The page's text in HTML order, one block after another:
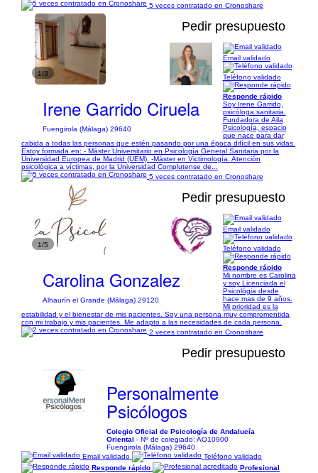
5 veces contratado en Cronoshare
1/3
Pedir presupuesto
Irene Garrido Ciruela
Fuengirola (Málaga) 29640
Email validado
Teléfono validado
Responde rápido
Soy Irene Garrido,
psicóloga sanitaria.
Fundadora de Aila
Psicología, espacio
que nace para dar
cabida a todas las personas que estén pasando por una época difícil en sus vidas.
Estoy formada en: - Máster Universitario en Psicología General Sanitaria por la
Universidad Europea de Madrid (UEM). -Máster en Victimología: Atención
psicológica a víctimas, por la Universidad Complutense de...
5 veces contratado en Cronoshare
1/5
Pedir presupuesto
Carolina Gonzalez
Alhaurín el Grande (Málaga) 29120
Email validado
Teléfono validado
Responde rápido
Mi nombre es Carolina
y soy Licenciada el
Psicológia desde
hace mas de 9 años.
Mi prioridad es la
estabilidad y el bienestar de mis pacientes. Soy una persona muy compromentida
con mi trabajo y mis pacientes. Me adapto a las necesidades de cada persona.
2 veces contratado en Cronoshare
Pedir presupuesto
Personalmente
Psicólogos
Colegio Oficial de Psicología de Andalucía
Oriental - Nº de colegiado: AO10900
Fuengirola (Málaga) 29640
Email validado
Teléfono validado
Responde rápido
Profesional